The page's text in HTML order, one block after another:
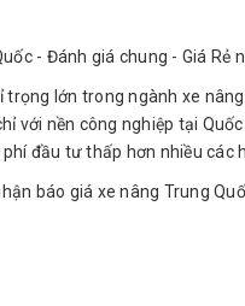
- Đánh giá chung - Giá Rẻ
trọng lớn trong ngành xe
với nền công nghiệp tại
đầu tư thấp hơn nhiều các
báo giá xe nâng Trung